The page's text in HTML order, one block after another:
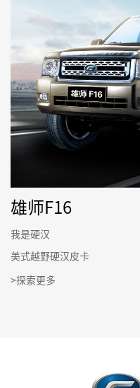
雄师F16
我是硬汉
美式越野硬汉皮卡
>探索更多